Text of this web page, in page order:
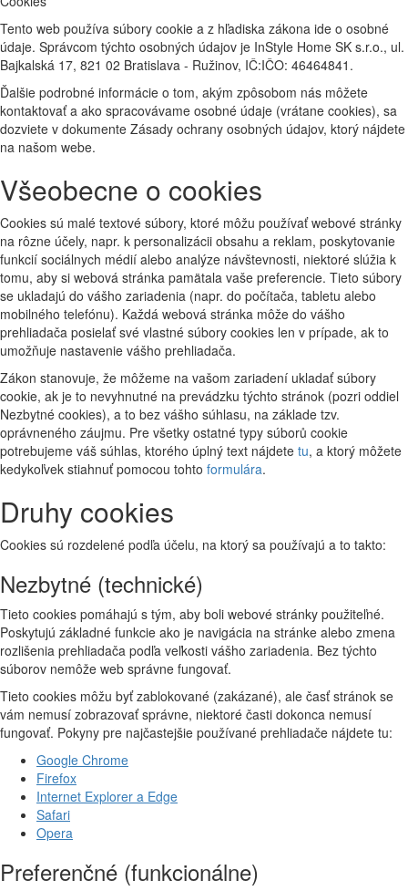
Tento web používa súbory cookie a z hľadiska zákona ide o osobné
údaje. Správcom týchto osobných údajov je InStyle Home SK s.r.o., ul.
Bajkalská 17, 821 02 Bratislava - Ružinov, IČ:IČO: 46464841.
Ďalšie podrobné informácie o tom, akým zpôsobom nás môžete
kontaktovať a ako spracovávame osobné údaje (vrátane cookies), sa
dozviete v dokumente Zásady ochrany osobných údajov, ktorý nájdete
na našom webe.
Všeobecne o cookies
Cookies sú malé textové súbory, ktoré môžu používať webové stránky
na rôzne účely, napr. k personalizácii obsahu a reklam, poskytovanie
funkcií sociálnych médií alebo analýze návštevnosti, niektoré slúžia k
tomu, aby si webová stránka pamätala vaše preferencie. Tieto súbory
se ukladajú do vášho zariadenia (napr. do počítača, tabletu alebo
mobilného telefónu). Každá webová stránka môže do vášho
prehliadača posielať své vlastné súbory cookies len v prípade, ak to
umožňuje nastavenie vášho prehliadača.
Zákon stanovuje, že môžeme na vašom zariadení ukladať súbory
cookie, ak je to nevyhnutné na prevádzku týchto stránok (pozri oddiel
Nezbytné cookies), a to bez vášho súhlasu, na základe tzv.
oprávneného záujmu. Pre všetky ostatné typy súborů cookie
potrebujeme váš súhlas, ktorého úplný text nájdete tu, a ktorý môžete
kedykoľvek stiahnuť pomocou tohto formulára.
Druhy cookies
Cookies sú rozdelené podľa účelu, na ktorý sa používajú a to takto:
Nezbytné (technické)
Tieto cookies pomáhajú s tým, aby boli webové stránky použiteľné.
Poskytujú základné funkcie ako je navigácia na stránke alebo zmena
rozlišenia prehliadača podľa veľkosti vášho zariadenia. Bez týchto
súborov nemôže web správne fungovať.
Tieto cookies môžu byť zablokované (zakázané), ale časť stránok se
vám nemusí zobrazovať správne, niektoré časti dokonca nemusí
fungovať. Pokyny pre najčastejšie používané prehliadače nájdete tu:
Google Chrome
Firefox
Internet Explorer a Edge
Safari
Opera
Preferenčné (funkcionálne)